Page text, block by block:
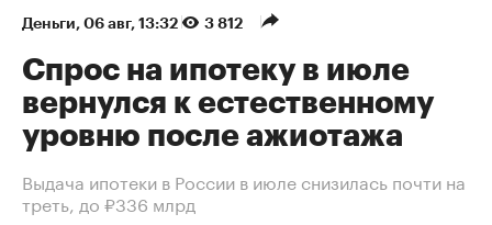
Деньги⁠, 06 авг, 13:32 3 812
Спрос на ипотеку в июле
вернулся к естественному
уровню после ажиотажа
Выдача ипотеки в России в июле снизилась почти на
треть, до ₽336 млрд